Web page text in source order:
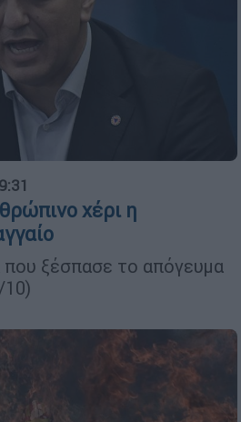
χέρι η
ξέσπασε το απόγευμα